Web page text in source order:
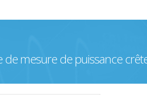
mesure de puissance